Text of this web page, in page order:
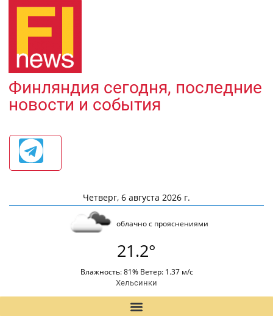
Финляндия сегодня, последние
новости и события
Четверг, 6 августа 2026 г.
облачно с прояснениями
21.2°
Влажность: 81% Ветер: 1.37 м/с
Хельсинки